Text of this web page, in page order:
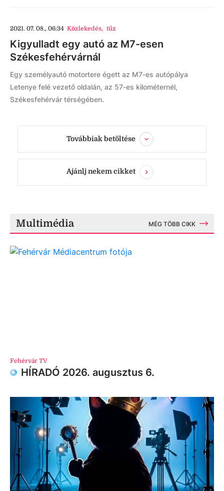
2021. 07. 08., 06:34 Közlekedés, tűz
Kigyulladt egy autó az M7-esen
Székesfehérvárnál
Egy személyautó motortere égett az M7-es autópálya
Letenye felé vezető oldalán, az 57-es kilométernél,
Székesfehérvár térségében.
Továbbiak betöltése
Ajánlj nekem cikket
Multimédia MÉG TÖBB CIKK
Fehérvár TV
HÍRADÓ 2026. augusztus 6.